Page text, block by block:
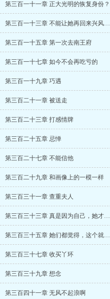
第三百一十一章 正大光明的恢复身份？
第三百一十三章 不能让她再回来兴风作浪
第三百一十五章 第一次去南王府
第三百一十七章 如今不会再吃亏的
第三百一十九章 巧遇
第三百二十一章 被送走
第三百二十三章 打感情牌
第三百二十五章 忌惮
第三百二十七章 不能信他
第三百二十九章 和画像上的一模一样
第三百三十一章 查重夫人
第三百三十三章 真是因为自己，她才来南王
第三百三十五章 她们都觉得，这个就是真相
第三百三十七章 收买丫环
第三百三十九章 想念
第三百四十一章 无风不起浪啊